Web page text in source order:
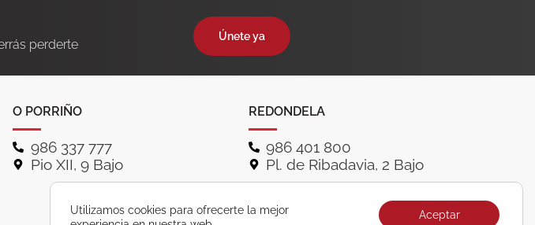
perderte
Únete ya
O PORRIÑO
986 337 777
Pio XII, 9 Bajo
REDONDELA
986 401 800
Pl. de Ribadavia, 2 Bajo
Utilizamos cookies para ofrecerte la mejor
Aceptar